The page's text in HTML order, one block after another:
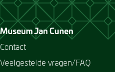
Museum Jan Cunen
Contact
Veelgestelde vragen/FAQ